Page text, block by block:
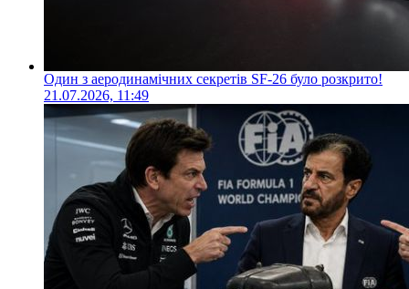
Один з аеродинамічних секретів SF-26 було розкрито!
21.07.2026, 11:49